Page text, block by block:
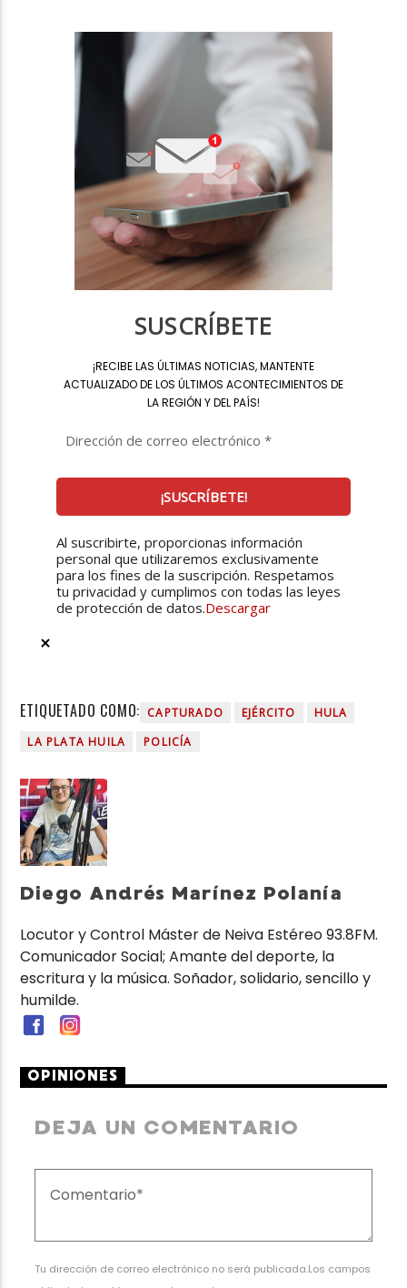
SUSCRÍBETE
¡RECIBE LAS ÚLTIMAS NOTICIAS, MANTENTE
ACTUALIZADO DE LOS ÚLTIMOS ACONTECIMIENTOS DE
LA REGIÓN Y DEL PAÍS!
Al suscribirte, proporcionas información
personal que utilizaremos exclusivamente
para los fines de la suscripción. Respetamos
tu privacidad y cumplimos con todas las leyes
de protección de datos.Descargar
ETIQUETADO COMO: CAPTURADO EJÉRCITO
HULA
LA PLATA HUILA
POLICÍA
Diego Andrés Marínez Polanía
Locutor y Control Máster de Neiva Estéreo 93.8FM.
Comunicador Social; Amante del deporte, la
escritura y la música. Soñador, solidario, sencillo y
humilde.
OPINIONES
DEJA UN COMENTARIO
Tu dirección de correo electrónico no será publicada.Los campos